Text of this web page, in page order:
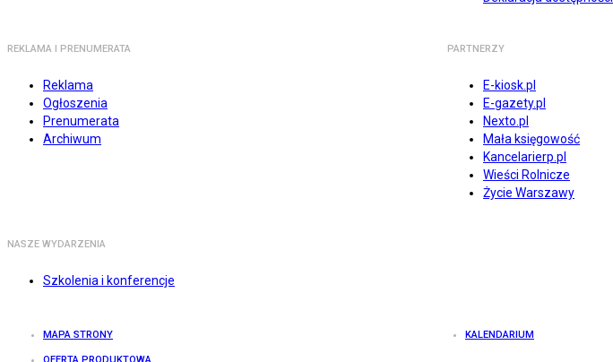
REKLAMA I PRENUMERATA
Reklama
Ogłoszenia
Prenumerata
Archiwum
PARTNERZY
E-kiosk.pl
E-gazety.pl
Nexto.pl
Mała księgowość
Kancelarierp.pl
Wieści Rolnicze
Życie Warszawy
NASZE WYDARZENIA
Szkolenia i konferencje
MAPA STRONY KALENDARIUM